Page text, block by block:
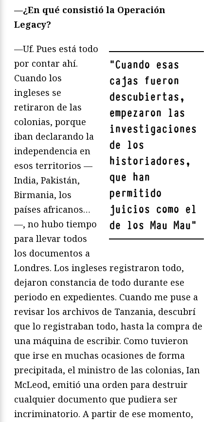
—¿En qué consistió la Operación
Legacy?
"Cuando esas
cajas fueron
descubiertas,
empezaron las
investigaciones
de los
historiadores,
que han
permitido
juicios como el
de los Mau Mau"
—Uf. Pues está todo
por contar ahí.
Cuando los
ingleses se
retiraron de las
colonias, porque
iban declarando la
independencia en
esos territorios —
India, Pakistán,
Birmania, los
países africanos…
—, no hubo tiempo
para llevar todos
los documentos a
Londres. Los ingleses registraron todo,
dejaron constancia de todo durante ese
periodo en expedientes. Cuando me puse a
revisar los archivos de Tanzania, descubrí
que lo registraban todo, hasta la compra de
una máquina de escribir. Como tuvieron
que irse en muchas ocasiones de forma
precipitada, el ministro de las colonias, Ian
McLeod, emitió una orden para destruir
cualquier documento que pudiera ser
incriminatorio. A partir de ese momento,